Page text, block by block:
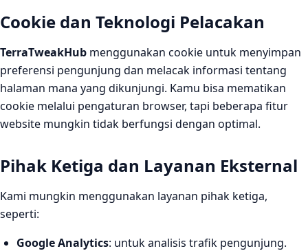
Cookie dan Teknologi Pelacakan
TerraTweakHub menggunakan cookie untuk menyimpan
preferensi pengunjung dan melacak informasi tentang
halaman mana yang dikunjungi. Kamu bisa mematikan
cookie melalui pengaturan browser, tapi beberapa fitur
website mungkin tidak berfungsi dengan optimal.
Pihak Ketiga dan Layanan Eksternal
Kami mungkin menggunakan layanan pihak ketiga,
seperti:
Google Analytics: untuk analisis trafik pengunjung.